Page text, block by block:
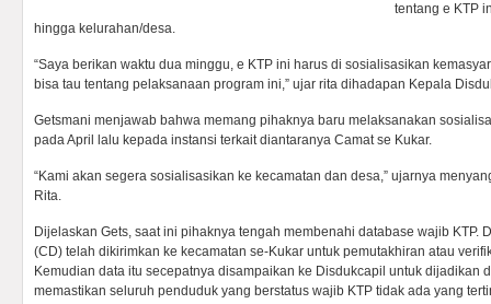
tentang e KTP
hingga kelurahan/desa.
“Saya berikan waktu dua minggu, e KTP ini harus di sosialisasikan
bisa tau tentang pelaksanaan program ini,” ujar rita dihadapan Kepala
Getsmani menjawab bahwa memang pihaknya baru melaksanakan
pada April lalu kepada instansi terkait diantaranya Camat se Kukar.
“Kami akan segera sosialisasikan ke kecamatan dan desa,” ujarnya
Rita.
Dijelaskan Gets, saat ini pihaknya tengah membenahi database wajib KTP.
(CD) telah dikirimkan ke kecamatan se-Kukar untuk pemutakhiran atau
Kemudian data itu secepatnya disampaikan ke Disdukcapil untuk dijadikan
memastikan seluruh penduduk yang berstatus wajib KTP tidak ada yang